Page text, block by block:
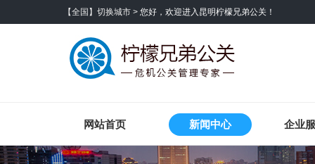
【全国】切换城市 > 您好，欢迎进入昆明柠檬兄弟公关！
网站首页 新闻中心 企业